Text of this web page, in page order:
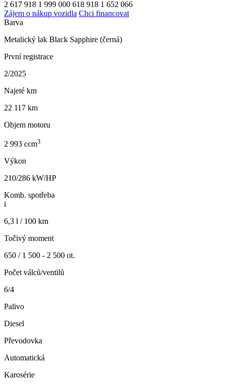
2 617 918 1 999 000 618 918 1 652 066
Zájem o nákup vozidla Chci financovat
Barva
Metalický lak Black Sapphire (černá)
První registrace
2/2025
Najeté km
22 117 km
Objem motoru
2 993 ccm3
Výkon
210/286 kW/HP
Komb. spotřeba
i
6,3 l / 100 km
Točivý moment
650 / 1 500 - 2 500 ot.
Počet válců/ventilů
6/4
Palivo
Diesel
Převodovka
Automatická
Karosérie